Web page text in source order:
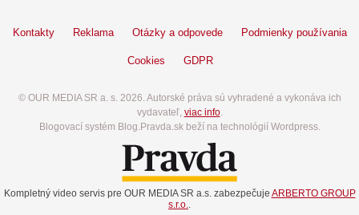
Kontakty Reklama Otázky a odpovede Podmienky používania
Cookies GDPR
© OUR MEDIA SR a. s. 2026. Autorské práva sú vyhradené a vykonáva ich
vydavateľ, viac info.
Blogovací systém Blog.Pravda.sk beží na technológií Wordpress.
Kompletný video servis pre OUR MEDIA SR a.s. zabezpečuje ARBERTO GROUP
s.r.o..